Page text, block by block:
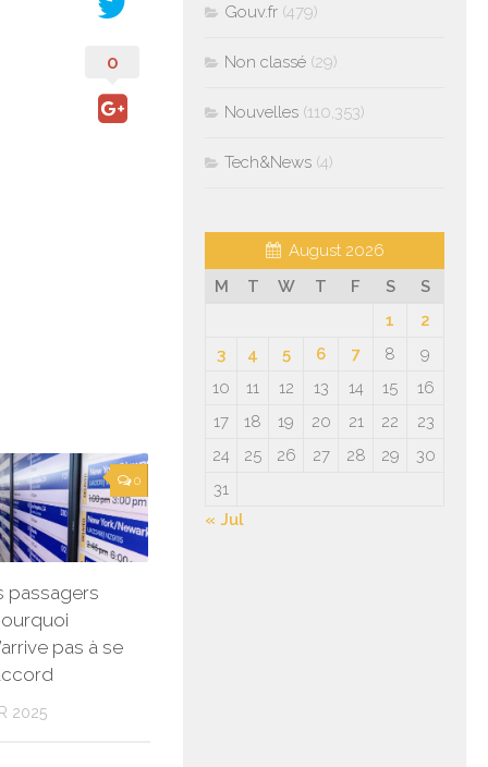
0
0
passagers
pas à se
2025
Gouv.fr (479)
Non classé (29)
Nouvelles (110,353)
Tech&News (4)
August 2026
M
T W T F S
S
1
2
3
4 5 6 7 8
9
10
11 12 13 14 15
16
17
18 19 20 21 22
23
24
25 26 27 28 29
30
31
« Jul